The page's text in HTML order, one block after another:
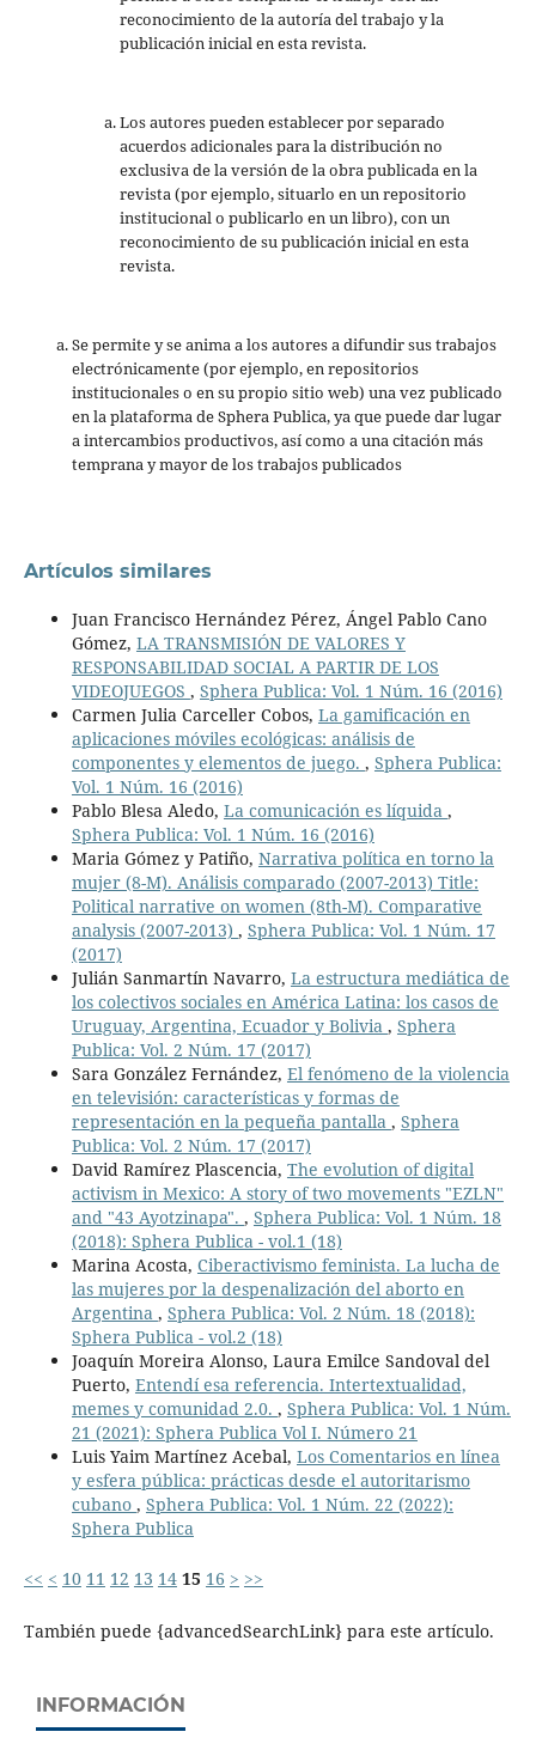
reconocimiento de la autoría del trabajo y la
publicación inicial en esta revista.
Los autores pueden establecer por separado
acuerdos adicionales para la distribución no
exclusiva de la versión de la obra publicada en la
revista (por ejemplo, situarlo en un repositorio
institucional o publicarlo en un libro), con un
reconocimiento de su publicación inicial en esta
revista.
Se permite y se anima a los autores a difundir sus trabajos
electrónicamente (por ejemplo, en repositorios
institucionales o en su propio sitio web) una vez publicado
en la plataforma de Sphera Publica, ya que puede dar lugar
a intercambios productivos, así como a una citación más
temprana y mayor de los trabajos publicados
Artículos similares
Juan Francisco Hernández Pérez, Ángel Pablo Cano
Gómez, LA TRANSMISIÓN DE VALORES Y
RESPONSABILIDAD SOCIAL A PARTIR DE LOS
VIDEOJUEGOS , Sphera Publica: Vol. 1 Núm. 16 (2016)
Carmen Julia Carceller Cobos, La gamificación en
aplicaciones móviles ecológicas: análisis de
componentes y elementos de juego. , Sphera Publica:
Vol. 1 Núm. 16 (2016)
Pablo Blesa Aledo, La comunicación es líquida ,
Sphera Publica: Vol. 1 Núm. 16 (2016)
Maria Gómez y Patiño, Narrativa política en torno la
mujer (8-M). Análisis comparado (2007-2013) Title:
Political narrative on women (8th-M). Comparative
analysis (2007-2013) , Sphera Publica: Vol. 1 Núm. 17
(2017)
Julián Sanmartín Navarro, La estructura mediática de
los colectivos sociales en América Latina: los casos de
Uruguay, Argentina, Ecuador y Bolivia , Sphera
Publica: Vol. 2 Núm. 17 (2017)
Sara González Fernández, El fenómeno de la violencia
en televisión: características y formas de
representación en la pequeña pantalla , Sphera
Publica: Vol. 2 Núm. 17 (2017)
David Ramírez Plascencia, The evolution of digital
activism in Mexico: A story of two movements "EZLN"
and "43 Ayotzinapa". , Sphera Publica: Vol. 1 Núm. 18
(2018): Sphera Publica - vol.1 (18)
Marina Acosta, Ciberactivismo feminista. La lucha de
las mujeres por la despenalización del aborto en
Argentina , Sphera Publica: Vol. 2 Núm. 18 (2018):
Sphera Publica - vol.2 (18)
Joaquín Moreira Alonso, Laura Emilce Sandoval del
Puerto, Entendí esa referencia. Intertextualidad,
memes y comunidad 2.0. , Sphera Publica: Vol. 1 Núm.
21 (2021): Sphera Publica Vol I. Número 21
Luis Yaim Martínez Acebal, Los Comentarios en línea
y esfera pública: prácticas desde el autoritarismo
cubano , Sphera Publica: Vol. 1 Núm. 22 (2022):
Sphera Publica
<< < 10 11 12 13 14 15 16 > >>
También puede {advancedSearchLink} para este artículo.
INFORMACIÓN